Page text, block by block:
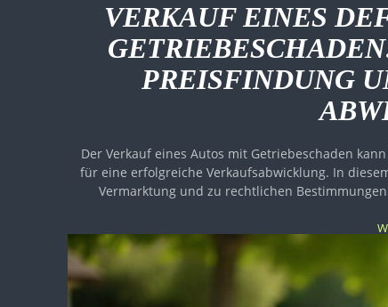
VERKAUF EINES
PREISFINDUNG
Der Verkauf eines Autos mit Getriebeschaden
für eine erfolgreiche Verkaufsabwicklung. In
Vermarktung und zu rechtlichen